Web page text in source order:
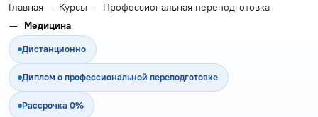
Главная Курсы
Профессиональная переподготовка
Медицина
Дистанционно
Диплом о профессиональной переподготовке
Рассрочка 0%